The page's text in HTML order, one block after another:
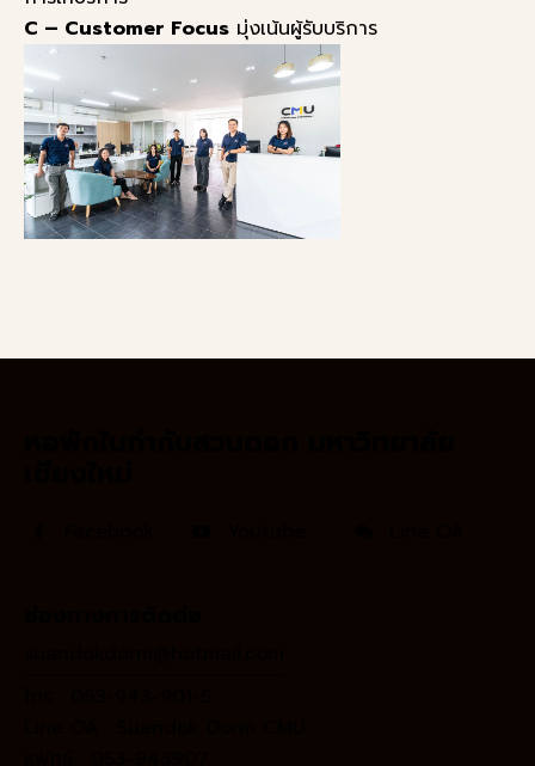
C – Customer Focus มุ่งเน้นผู้รับบริการ